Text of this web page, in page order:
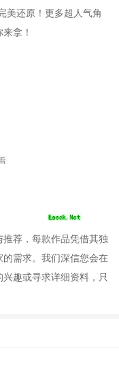
美还原！更多超人气角
拿！
荐，每款作品凭借其独
需求。我们深信您会在
趣或寻求详细资料，只